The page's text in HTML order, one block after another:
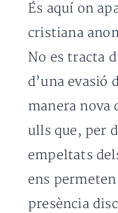
És aquí on
cristiana
No es tracta
d’una evasió
manera nova
ulls que, per
empeltats
ens
presència